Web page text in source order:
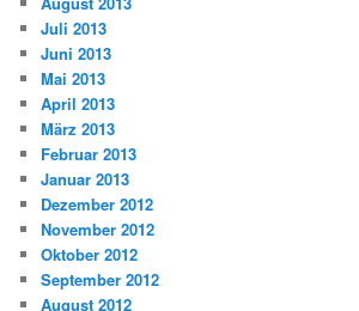
Juli 2013
Juni 2013
Mai 2013
April 2013
März 2013
Februar 2013
Januar 2013
Dezember 2012
November 2012
Oktober 2012
September 2012
August 2012